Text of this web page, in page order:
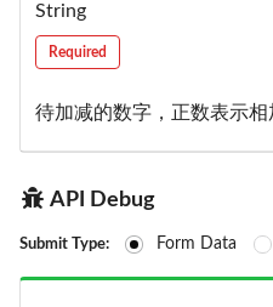
String
Required
待加减的数字，正数表示
API Debug
Submit Type: Form Data